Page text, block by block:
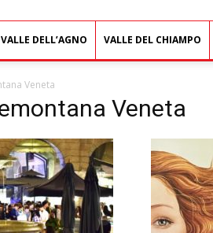
VALLE DELL’AGNO VALLE DEL CHIAMPO
Veneta
Veneta